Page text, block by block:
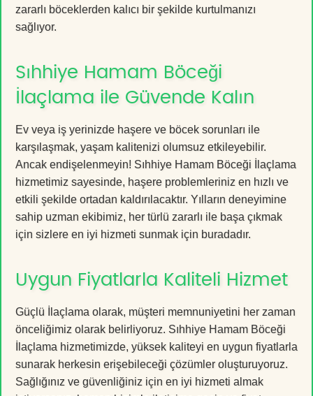
zararlı böceklerden kalıcı bir şekilde kurtulmanızı
sağlıyor.
Sıhhiye Hamam Böceği
İlaçlama ile Güvende Kalın
Ev veya iş yerinizde haşere ve böcek sorunları ile
karşılaşmak, yaşam kalitenizi olumsuz etkileyebilir.
Ancak endişelenmeyin! Sıhhiye Hamam Böceği İlaçlama
hizmetimiz sayesinde, haşere problemleriniz en hızlı ve
etkili şekilde ortadan kaldırılacaktır. Yılların deneyimine
sahip uzman ekibimiz, her türlü zararlı ile başa çıkmak
için sizlere en iyi hizmeti sunmak için buradadır.
Uygun Fiyatlarla Kaliteli Hizmet
Güçlü İlaçlama olarak, müşteri memnuniyetini her zaman
önceliğimiz olarak belirliyoruz. Sıhhiye Hamam Böceği
İlaçlama hizmetimizde, yüksek kaliteyi en uygun fiyatlarla
sunarak herkesin erişebileceği çözümler oluşturuyoruz.
Sağlığınız ve güvenliğiniz için en iyi hizmeti almak